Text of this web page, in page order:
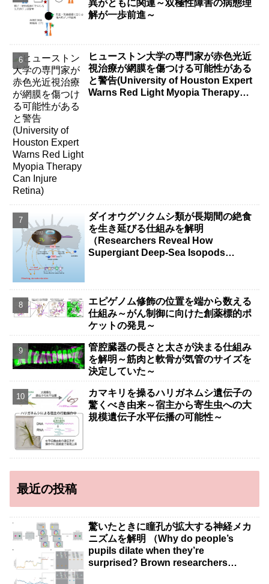
異がともに関連～双極性障害の病態理
解が一歩前進～
ヒューストン大学の専門家が赤色光近
視治療が網膜を傷つける可能性がある
と警告(University of Houston Expert
Warns Red Light Myopia Therapy
ダイオウグソクムシ類が長期間の絶食
を生き延びる仕組みを解明
（Researchers Reveal How
Supergiant Deep-Sea Isopods
エピゲノム修飾の位置を端から数える
仕組み～がん制御に向けた創薬標的ポ
ケットの発見～
管腔臓器の長さと太さが決まる仕組み
を解明～筋肉と軟骨が気管のサイズを
決定していた～
カマキリを操るハリガネムシ遺伝子の
驚くべき由来～宿主から寄生虫への大
規模遺伝子水平伝播の可能性～
最近の投稿
驚いたときに瞳孔が拡大する神経メカ
ニズムを解明 （Why do people’s
pupils dilate when they’re
surprised? Brown researchers